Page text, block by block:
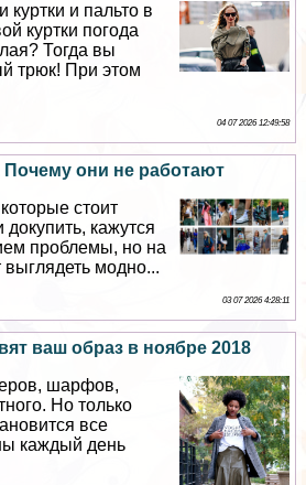
и пальто в
куртки погода
Тогда вы
трюк! При этом
04 07 2026 12:49:58
Почему они не работают
стоит
кажутся
проблемы, но на
модно...
03 07 2026 4:28:11
ваш образ в ноябре 2018
шарфов,
Но только
все
каждый день